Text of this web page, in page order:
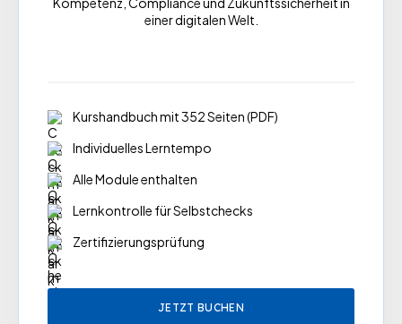
einer digitalen Welt.
Kurshandbuch mit 352 Seiten (PDF)
Individuelles Lerntempo
Alle Module enthalten
Lernkontrolle für Selbstchecks
Zertifizierungsprüfung
JETZT BUCHEN